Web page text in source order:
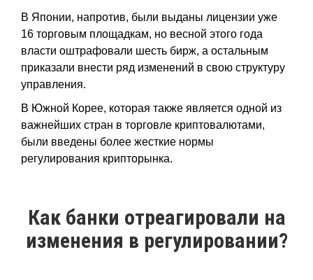
В Японии, напротив, были выданы лицензии уже
16 торговым площадкам, но весной этого года
власти оштрафовали шесть бирж, а остальным
приказали внести ряд изменений в свою структуру
управления.
В Южной Корее, которая также является одной из
важнейших стран в торговле криптовалютами,
были введены более жесткие нормы
регулирования крипторынка.
Как банки отреагировали на
изменения в регулировании?